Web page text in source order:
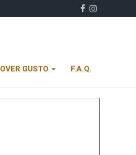
OVER GUSTO F.A.Q.